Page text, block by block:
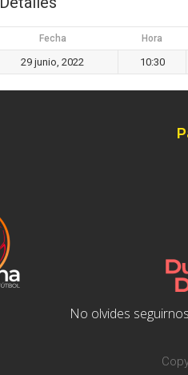
Fecha Hora
29 junio, 2022 10:30
No olvides